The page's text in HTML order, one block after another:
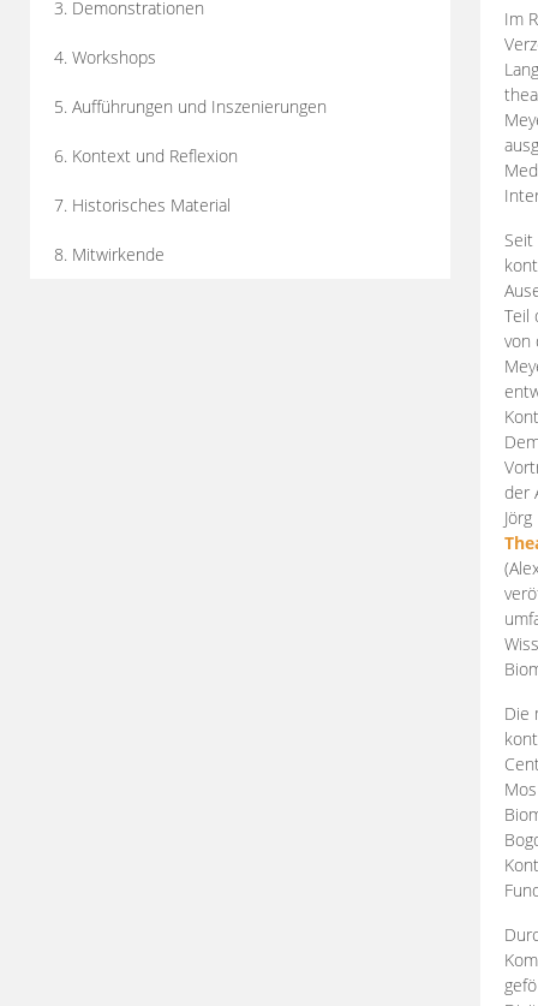
3. Demonstrationen
4. Workshops
5. Aufführungen und Inszenierungen
6. Kontext und Reflexion
7. Historisches Material
8. Mitwirkende
Im
Teil
von
der
Die